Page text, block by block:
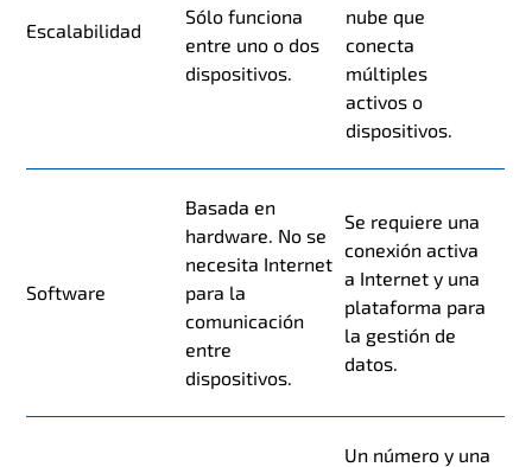
Escalabilidad
Sólo funciona
entre uno o dos
dispositivos.
nube que
conecta
múltiples
activos o
dispositivos.
Software
Basada en
hardware. No se
necesita Internet
para la
comunicación
entre
dispositivos.
Se requiere una
conexión activa
a Internet y una
plataforma para
la gestión de
datos.
Un número y una